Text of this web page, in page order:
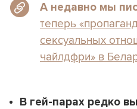
А недавно мы
теперь
сексуальных
чайлдфри» в
В гей-парах редко